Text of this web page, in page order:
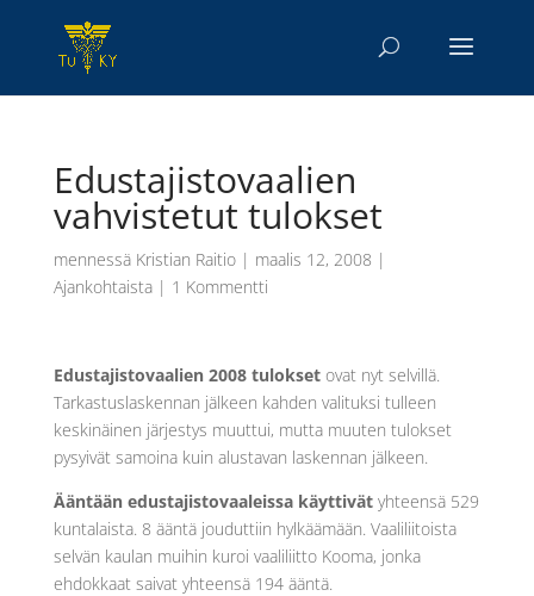
Edustajistovaalien
vahvistetut tulokset
mennessä Kristian Raitio| maalis 12, 2008 |
Ajankohtaista| 1 Kommentti
Edustajistovaalien 2008 tuloksetovat nyt selvillä.
Tarkastuslaskennan jälkeen kahden valituksi tulleen
keskinäinen järjestys muuttui, mutta muuten tulokset
pysyivät samoina kuin alustavan laskennan jälkeen.
Ääntään edustajistovaaleissa käyttivätyhteensä 529
kuntalaista. 8 ääntä jouduttiin hylkäämään. Vaaliliitoista
selvän kaulan muihin kuroi vaaliliitto Kooma, jonka
ehdokkaat saivat yhteensä 194 ääntä.